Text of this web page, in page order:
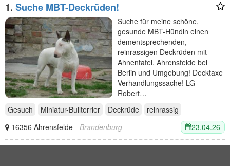
1. Suche MBT-Deckrüden!
Suche für meine schöne,
gesunde MBT-Hündin einen
dementsprechenden,
reinrassigen Deckrüden mit
Ahnentafel. Ahrensfelde bei
Berlin und Umgebung! Decktaxe
Verhandlungssache! LG
Robert…
Gesuch
Miniatur-Bullterrier Deckrüde
reinrassig
16356 Ahrensfelde - Brandenburg 23.04.26